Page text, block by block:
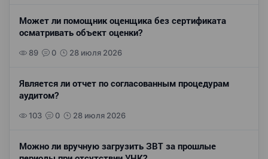
Может ли помощник оценщика без сертификата
осматривать объект оценки?
89 0 28 июля 2026
Является ли отчет по согласованным процедурам
аудитом?
103 0 28 июля 2026
Можно ли вручную загрузить ЗВТ за прошлые